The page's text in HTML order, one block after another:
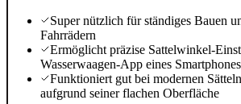
Super nützlich für ständiges Bauen
Fahrrädern
Ermöglicht präzise Sattelwinkel-
Wasserwaagen-App eines Smartphones
Funktioniert gut bei modernen
aufgrund seiner flachen Oberfläche